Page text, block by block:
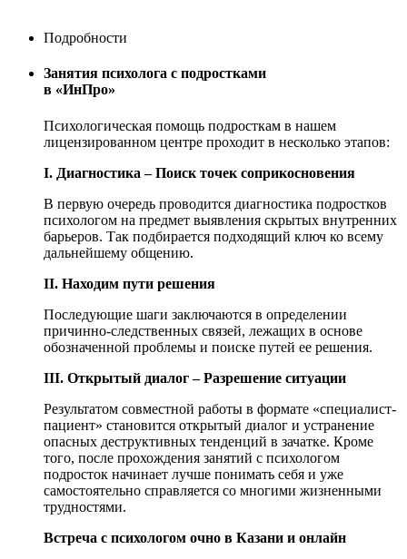
Подробности
Занятия психолога с подростками
в «ИнПро»
Психологическая помощь подросткам в нашем
лицензированном центре проходит в несколько этапов:
I. Диагностика – Поиск точек соприкосновения
В первую очередь проводится диагностика подростков
психологом на предмет выявления скрытых внутренних
барьеров. Так подбирается подходящий ключ ко всему
дальнейшему общению.
II. Находим пути решения
Последующие шаги заключаются в определении
причинно-следственных связей, лежащих в основе
обозначенной проблемы и поиске путей ее решения.
III. Открытый диалог – Разрешение ситуации
Результатом совместной работы в формате «специалист-
пациент» становится открытый диалог и устранение
опасных деструктивных тенденций в зачатке. Кроме
того, после прохождения занятий с психологом
подросток начинает лучше понимать себя и уже
самостоятельно справляется со многими жизненными
трудностями.
Встреча с психологом очно в Казани и онлайн